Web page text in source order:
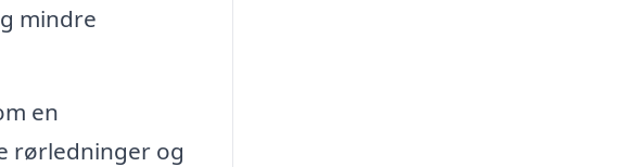
mindre
en
rørledninger og